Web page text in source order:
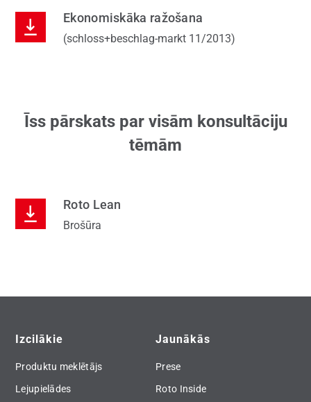
Ekonomiskāka ražošana
(schloss+beschlag-markt 11/2013)
Īss pārskats par visām konsultāciju
tēmām
Roto Lean
Brošūra
Izcilākie
Produktu meklētājs
Lejupielādes
Jaunākās
Prese
Roto Inside